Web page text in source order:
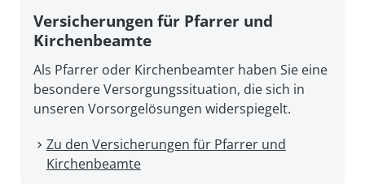
Versicherungen für Pfarrer und
Kirchenbeamte
Als Pfarrer oder Kirchenbeamter haben Sie eine
besondere Versorgungssituation, die sich in
unseren Vorsorgelösungen widerspiegelt.
Zu den Versicherungen für Pfarrer und
Kirchenbeamte